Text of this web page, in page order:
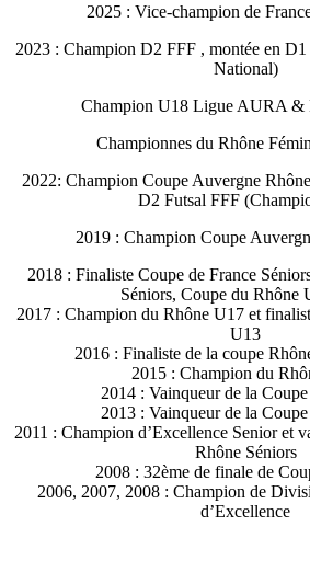
2025 : Vice-champion de
2023 : Champion D2 FFF , montée en
National)
Champion U18 Ligue AURA &
Championnes du Rhône
2022: Champion Coupe Auvergne
D2 Futsal FFF
2019 : Champion Coupe
2018 : Finaliste Coupe de France
Séniors, Coupe du Rhône
2017 : Champion du Rhône U17 et
U13
2016 : Finaliste de la coupe
2015 : Champion du
2014 : Vainqueur de la
2013 : Vainqueur de la
2011 : Champion d’Excellence Senior et
Rhône Séniors
2008 : 32ème de finale de
2006, 2007, 2008 : Champion de
d’Excellence